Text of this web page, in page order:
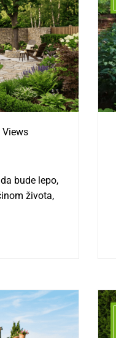
Views
bude lepo,
života,